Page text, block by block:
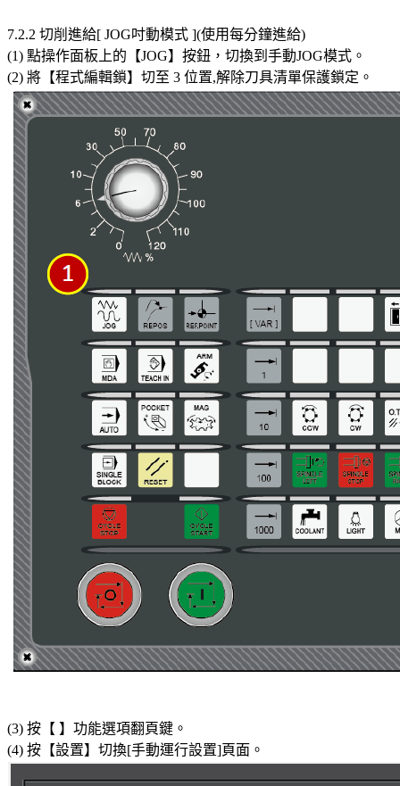
7.2.2 切削進給[ JOG吋動模式 ](使用每分鐘進給)
(1) 點操作面板上的【JOG】按鈕，切換到手動JOG模式。
(2) 將【程式編輯鎖】切至 3 位置,解除刀具清單保護鎖定。
(3) 按【 】功能選項翻頁鍵。
(4) 按【設置】切換[手動運行設置]頁面。